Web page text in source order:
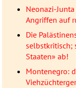
Neonazi-
Angriffen auf
Die
selbstkritisch;
Staaten» ab!
Montenegro: